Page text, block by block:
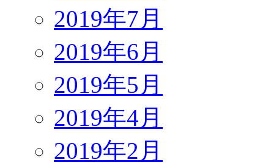
2019年7月
2019年6月
2019年5月
2019年4月
2019年2月